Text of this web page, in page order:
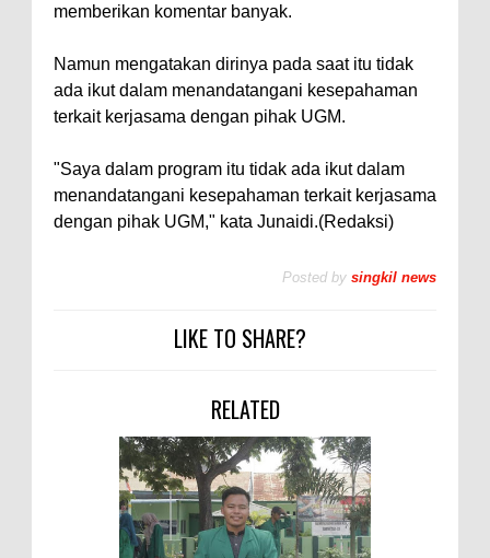
memberikan komentar banyak.
Namun mengatakan dirinya pada saat itu tidak
ada ikut dalam menandatangani kesepahaman
terkait kerjasama dengan pihak UGM.
"Saya dalam program itu tidak ada ikut dalam
menandatangani kesepahaman terkait kerjasama
dengan pihak UGM," kata Junaidi.(Redaksi)
Posted by singkil news
LIKE TO SHARE?
RELATED